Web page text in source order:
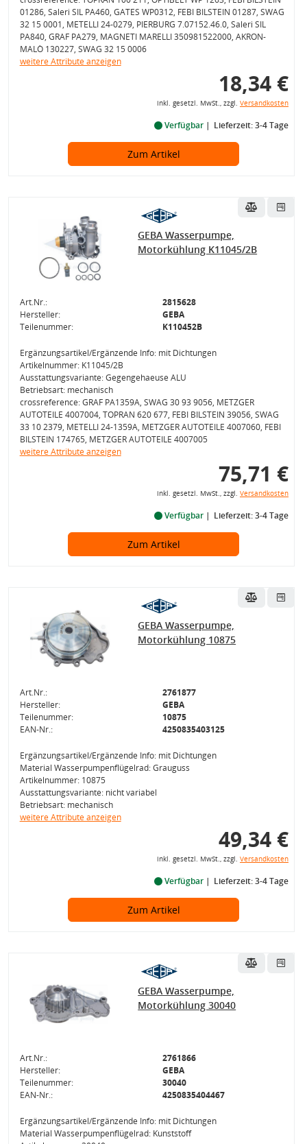
01286, Saleri SIL PA460, GATES WP0312, FEBI BILSTEIN 01287, SWAG
32 15 0001, METELLI 24-0279, PIERBURG 7.07152.46.0, Saleri SIL
PA840, GRAF PA279, MAGNETI MARELLI 350981522000, AKRON-
MALÒ 130227, SWAG 32 15 0006
weitere Attribute anzeigen
18,34 €
inkl. gesetzl. MwSt., zzgl. Versandkosten
Verfügbar Lieferzeit: 3-4 Tage
Zum Artikel
GEBA Wasserpumpe,
Motorkühlung K11045/2B
Art.Nr.:
2815628
Hersteller:
GEBA
Teilenummer:
K110452B
Ergänzungsartikel/Ergänzende Info: mit Dichtungen
Artikelnummer: K11045/2B
Ausstattungsvariante: Gegengehaeuse ALU
Betriebsart: mechanisch
crossreference: GRAF PA1359A, SWAG 30 93 9056, METZGER
AUTOTEILE 4007004, TOPRAN 620 677, FEBI BILSTEIN 39056, SWAG
33 10 2379, METELLI 24-1359A, METZGER AUTOTEILE 4007060, FEBI
BILSTEIN 174765, METZGER AUTOTEILE 4007005
weitere Attribute anzeigen
75,71 €
inkl. gesetzl. MwSt., zzgl. Versandkosten
Verfügbar Lieferzeit: 3-4 Tage
Zum Artikel
GEBA Wasserpumpe,
Motorkühlung 10875
Art.Nr.:
2761877
Hersteller:
GEBA
Teilenummer:
10875
EAN-Nr.:
4250835403125
Ergänzungsartikel/Ergänzende Info: mit Dichtungen
Material Wasserpumpenflügelrad: Grauguss
Artikelnummer: 10875
Ausstattungsvariante: nicht variabel
Betriebsart: mechanisch
weitere Attribute anzeigen
49,34 €
inkl. gesetzl. MwSt., zzgl. Versandkosten
Verfügbar Lieferzeit: 3-4 Tage
Zum Artikel
GEBA Wasserpumpe,
Motorkühlung 30040
Art.Nr.:
2761866
Hersteller:
GEBA
Teilenummer:
30040
EAN-Nr.:
4250835404467
Ergänzungsartikel/Ergänzende Info: mit Dichtungen
Material Wasserpumpenflügelrad: Kunststoff